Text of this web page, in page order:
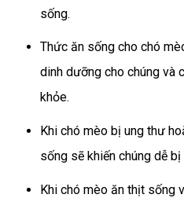
sống.
Thức ăn sống cho chó
dinh dưỡng cho chúng và
khỏe.
Khi chó mèo bị ung thư
sống sẽ khiến chúng dễ bị
Khi chó mèo ăn thịt sống